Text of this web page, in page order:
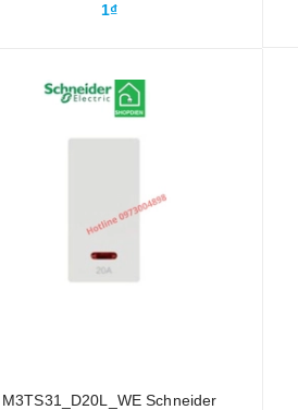
1₫
M3TS31_D20L_WE Schneider